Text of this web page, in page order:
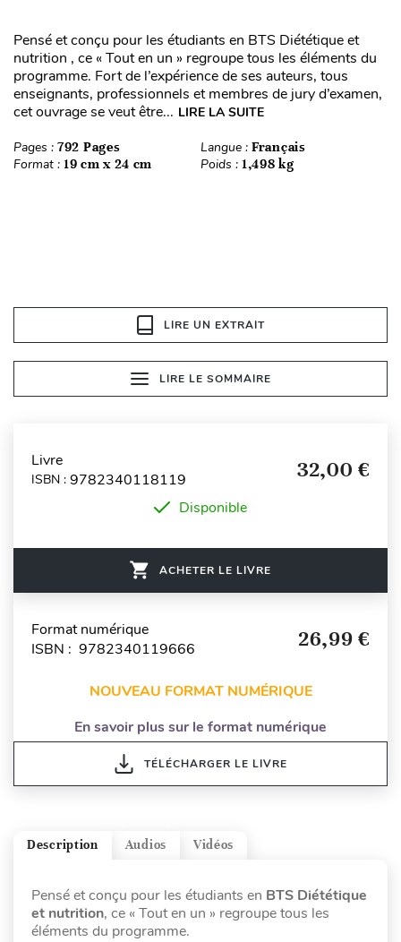
Pensé et conçu pour les étudiants en BTS Diététique et
nutrition , ce « Tout en un » regroupe tous les éléments du
programme. Fort de l’expérience de ses auteurs, tous
enseignants, professionnels et membres de jury d’examen,
cet ouvrage se veut être... LIRE LA SUITE
Pages : 792 Pages Langue : Français
Format : 19 cm x 24 cm Poids : 1,498 kg
LIRE UN EXTRAIT
LIRE LE SOMMAIRE
Livre
ISBN : 9782340118119 32,00 €
Disponible
ACHETER LE LIVRE
Format numérique
ISBN : 9782340119666
26,99 €
NOUVEAU FORMAT NUMÉRIQUE
En savoir plus sur le format numérique
TÉLÉCHARGER LE LIVRE
Vidéos
Audios
Description
Pensé et conçu pour les étudiants en BTS Diététique
et nutrition, ce « Tout en un » regroupe tous les
éléments du programme.